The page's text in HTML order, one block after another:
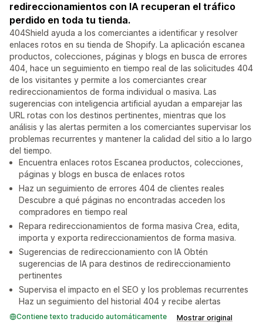
redireccionamientos con IA recuperan el tráfico
perdido en toda tu tienda.
404Shield ayuda a los comerciantes a identificar y resolver
enlaces rotos en su tienda de Shopify. La aplicación escanea
productos, colecciones, páginas y blogs en busca de errores
404, hace un seguimiento en tiempo real de las solicitudes 404
de los visitantes y permite a los comerciantes crear
redireccionamientos de forma individual o masiva. Las
sugerencias con inteligencia artificial ayudan a emparejar las
URL rotas con los destinos pertinentes, mientras que los
análisis y las alertas permiten a los comerciantes supervisar los
problemas recurrentes y mantener la calidad del sitio a lo largo
del tiempo.
Encuentra enlaces rotos Escanea productos, colecciones,
páginas y blogs en busca de enlaces rotos
Haz un seguimiento de errores 404 de clientes reales
Descubre a qué páginas no encontradas acceden los
compradores en tiempo real
Repara redireccionamientos de forma masiva Crea, edita,
importa y exporta redireccionamientos de forma masiva.
Sugerencias de redireccionamiento con IA Obtén
sugerencias de IA para destinos de redireccionamiento
pertinentes
Supervisa el impacto en el SEO y los problemas recurrentes
Haz un seguimiento del historial 404 y recibe alertas
Contiene texto traducido automáticamente Mostrar original